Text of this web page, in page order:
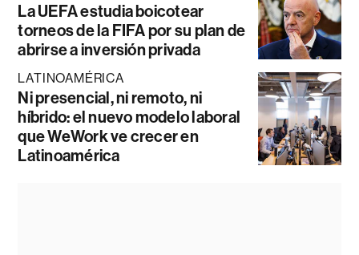
La UEFA estudia boicotear
torneos de la FIFA por su plan de
abrirse a inversión privada
LATINOAMÉRICA
Ni presencial, ni remoto, ni
híbrido: el nuevo modelo laboral
que WeWork ve crecer en
Latinoamérica